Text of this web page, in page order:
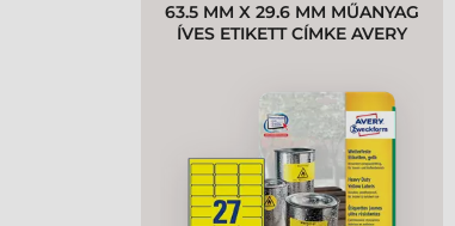
63.5 MM X 29.6 MM MŰANYAG
ÍVES ETIKETT CÍMKE AVERY